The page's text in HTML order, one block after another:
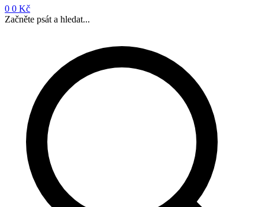
0 0 Kč
Začněte psát a hledat...